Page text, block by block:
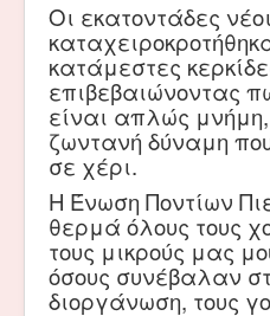
Οι εκατοντάδες
κατάμεστες
επιβεβαιώνοντας
είναι απλώς
ζωντανή δύναμη
σε χέρι.
Η Ένωση Ποντίων
θερμά όλους τους
τους μικρούς μας
όσους συνέβαλαν
διοργάνωση, τους